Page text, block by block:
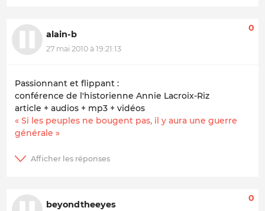
alain-b
27 mai 2010 à 19:21:13
0
Passionnant et flippant :
conférence de l'historienne Annie Lacroix-Riz
article + audios + mp3 + vidéos
« Si les peuples ne bougent pas, il y aura une guerre
générale »
beyondtheeyes
0